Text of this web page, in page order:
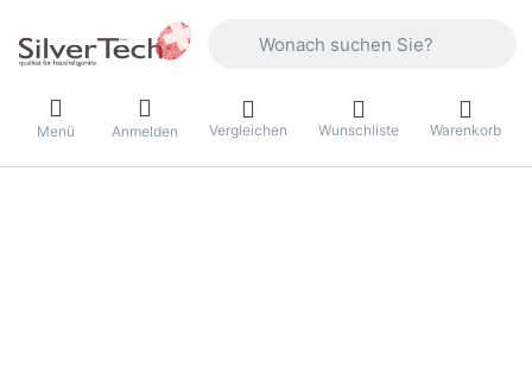
Menü Anmelden Vergleichen Wunschliste Warenkorb